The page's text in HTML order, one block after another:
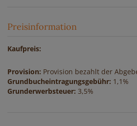
Preisinformation
Kaufpreis:
Provision: Provision bezahlt der
Grundbucheintragungsgebühr: 1,1%
Grunderwerbsteuer: 3,5%